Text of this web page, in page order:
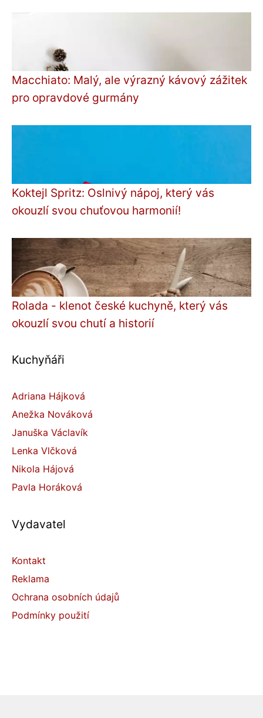
Macchiato: Malý, ale výrazný kávový zážitek
pro opravdové gurmány
Koktejl Spritz: Oslnivý nápoj, který vás
okouzlí svou chuťovou harmonií!
Rolada - klenot české kuchyně, který vás
okouzlí svou chutí a historií
Kuchyňáři
Adriana Hájková
Anežka Nováková
Januška Václavík
Lenka Vlčková
Nikola Hájová
Pavla Horáková
Vydavatel
Kontakt
Reklama
Ochrana osobních údajů
Podmínky použití